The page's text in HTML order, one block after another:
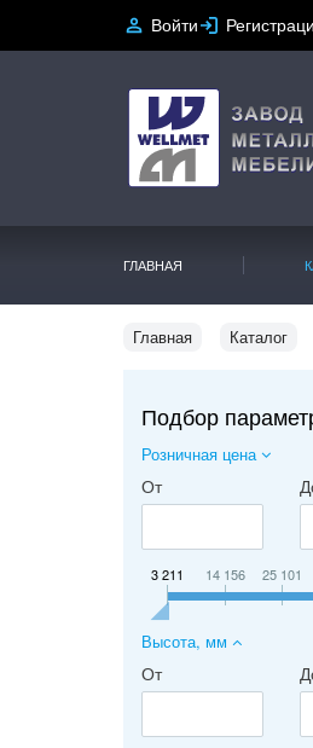
Войти
ГЛАВНАЯ
Главная Каталог
Подбор
Розничная цена
От
3 211 14 156 25 101
Высота, мм
От